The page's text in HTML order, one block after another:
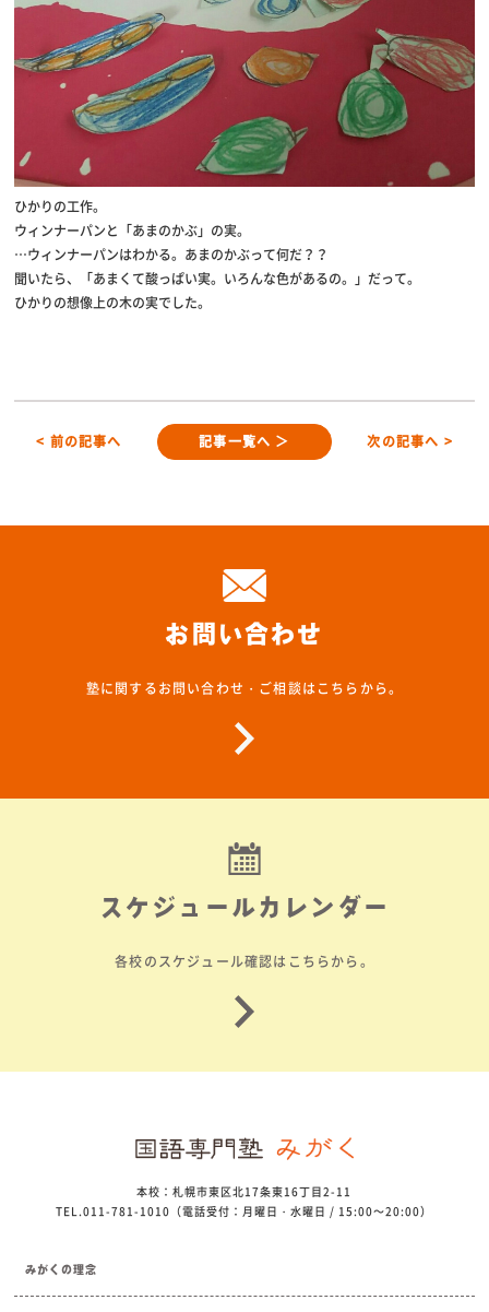
ひかりの工作。
ウィンナーパンと「あまのかぶ」の実。
…ウィンナーパンはわかる。あまのかぶって何だ？？
聞いたら、「あまくて酸っぱい実。いろんな色があるの。」だって。
ひかりの想像上の木の実でした。
< 前の記事へ 記事一覧へ ＞ 次の記事へ >
お問い合わせ
塾に関するお問い合わせ・ご相談はこちらから。
スケジュールカレンダー
各校のスケジュール確認はこちらから。
本校：札幌市東区北17条東16丁目2-11
TEL.011-781-1010（電話受付：月曜日・水曜日 / 15:00～20:00）
みがくの理念